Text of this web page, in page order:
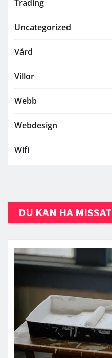
Trading
Uncategorized
Vård
Villor
Webb
Webdesign
Wifi
DU KAN HA MISSAT